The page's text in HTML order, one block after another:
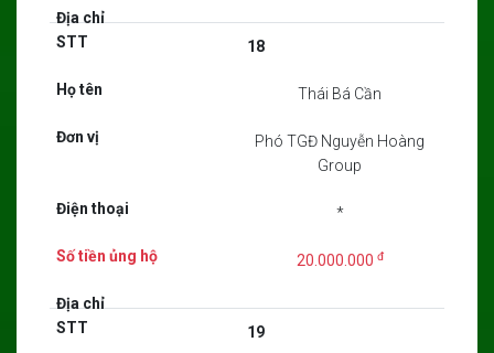
18
Thái Bá Cần
Phó TGĐ Nguyễn Hoàng
Group
*
20.000.000 đ
19